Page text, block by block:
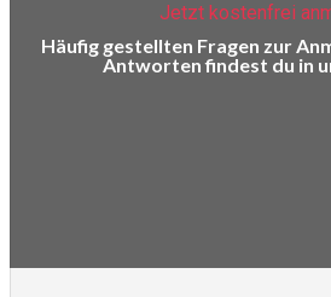
Jetzt kostenfrei
Häufig gestellten Fragen zur
Antworten findest du in